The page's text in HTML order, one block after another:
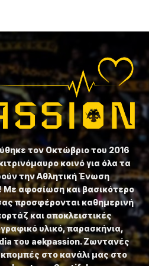
τον Οκτώβριο του 2016
κοινό για όλα τα
την Αθλητική Ένωση
αφοσίωση και βασικότερο
προσφέρονται καθημερινή
και αποκλειστικές
υλικό, παρασκήνια,
του aekpassion. Ζωντανές
στο κανάλι μας στο